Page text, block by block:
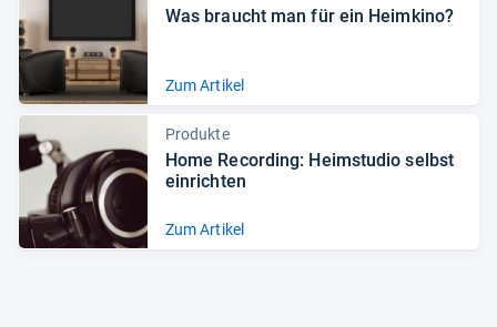
Was braucht man für ein Heim­kino?
Zum Artikel
Produkte
Home Recor­ding: Heim­stu­dio selbst
ein­rich­ten
Zum Artikel